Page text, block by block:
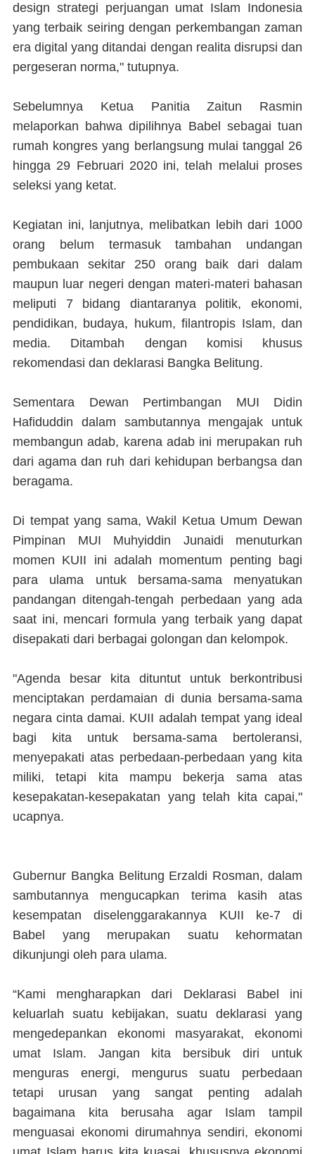
design strategi perjuangan umat Islam Indonesia
yang terbaik seiring dengan perkembangan zaman
era digital yang ditandai dengan realita disrupsi dan
pergeseran norma," tutupnya.
Sebelumnya Ketua Panitia Zaitun Rasmin
melaporkan bahwa dipilihnya Babel sebagai tuan
rumah kongres yang berlangsung mulai tanggal 26
hingga 29 Februari 2020 ini, telah melalui proses
seleksi yang ketat.
Kegiatan ini, lanjutnya, melibatkan lebih dari 1000
orang belum termasuk tambahan undangan
pembukaan sekitar 250 orang baik dari dalam
maupun luar negeri dengan materi-materi bahasan
meliputi 7 bidang diantaranya politik, ekonomi,
pendidikan, budaya, hukum, filantropis Islam, dan
media. Ditambah dengan komisi khusus
rekomendasi dan deklarasi Bangka Belitung.
Sementara Dewan Pertimbangan MUI Didin
Hafiduddin dalam sambutannya mengajak untuk
membangun adab, karena adab ini merupakan ruh
dari agama dan ruh dari kehidupan berbangsa dan
beragama.
Di tempat yang sama, Wakil Ketua Umum Dewan
Pimpinan MUI Muhyiddin Junaidi menuturkan
momen KUII ini adalah momentum penting bagi
para ulama untuk bersama-sama menyatukan
pandangan ditengah-tengah perbedaan yang ada
saat ini, mencari formula yang terbaik yang dapat
disepakati dari berbagai golongan dan kelompok.
"Agenda besar kita dituntut untuk berkontribusi
menciptakan perdamaian di dunia bersama-sama
negara cinta damai. KUII adalah tempat yang ideal
bagi kita untuk bersama-sama bertoleransi,
menyepakati atas perbedaan-perbedaan yang kita
miliki, tetapi kita mampu bekerja sama atas
kesepakatan-kesepakatan yang telah kita capai,"
ucapnya.
Gubernur Bangka Belitung Erzaldi Rosman, dalam
sambutannya mengucapkan terima kasih atas
kesempatan diselenggarakannya KUII ke-7 di
Babel yang merupakan suatu kehormatan
dikunjungi oleh para ulama.
“Kami mengharapkan dari Deklarasi Babel ini
keluarlah suatu kebijakan, suatu deklarasi yang
mengedepankan ekonomi masyarakat, ekonomi
umat Islam. Jangan kita bersibuk diri untuk
menguras energi, mengurus suatu perbedaan
tetapi urusan yang sangat penting adalah
bagaimana kita berusaha agar Islam tampil
menguasai ekonomi dirumahnya sendiri, ekonomi